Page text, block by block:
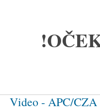
Video - APC/CZA